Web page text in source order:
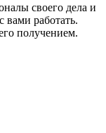
своего дела и
работать.
получением.